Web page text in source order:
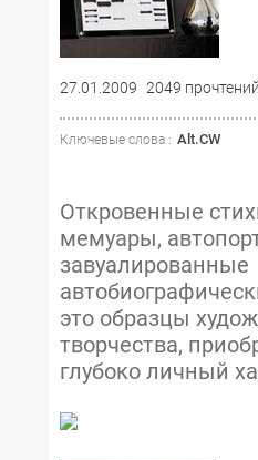
27.01.2009 2049 прочтений
Ключевые слова : Alt.CW
Откровенные
мемуары,
завуалированные
это образцы
творчества,
глубоко личный